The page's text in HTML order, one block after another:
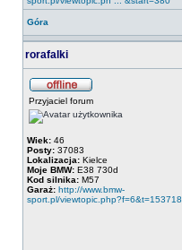
Góra
rorafalki
Przyjaciel forum
Wiek: 46
Posty: 37083
Lokalizacja: Kielce
Moje BMW: E38 730d
Kod silnika: M57
Garaż: http://www.bmw-
sport.pl/viewtopic.php?f=6&t=153718